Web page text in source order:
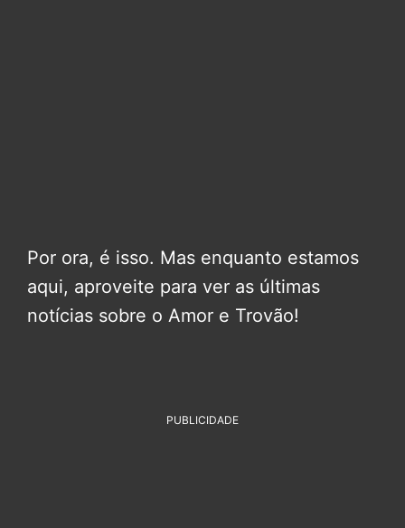
Por ora, é isso. Mas enquanto estamos
aqui, aproveite para ver as últimas
notícias sobre o Amor e Trovão!
PUBLICIDADE